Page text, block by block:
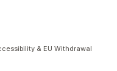
& EU Withdrawal